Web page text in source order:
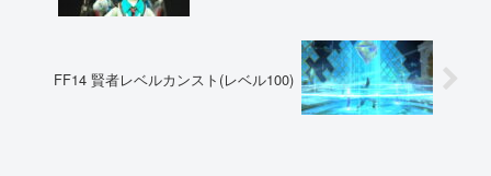
FF14 賢者レベルカンスト(レベル100)